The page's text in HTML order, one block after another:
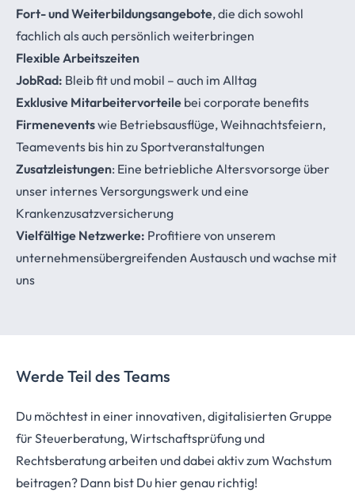
Fort- und Weiterbildungsangebote, die dich sowohl
fachlich als auch persönlich weiterbringen
Flexible Arbeitszeiten
JobRad: Bleib fit und mobil – auch im Alltag
Exklusive Mitarbeitervorteile bei corporate benefits
Firmeneventswie Betriebsausflüge, Weihnachtsfeiern,
Teamevents bis hin zu Sportveranstaltungen
Zusatzleistungen: Eine betriebliche Altersvorsorge über
unser internes Versorgungswerk und eine
Krankenzusatzversicherung
Vielfältige Netzwerke: Profitiere von unserem
unternehmensübergreifenden Austausch und wachse mit
uns
Werde Teil des Teams
Du möchtest in einer innovativen, digitalisierten Gruppe
für Steuerberatung, Wirtschaftsprüfung und
Rechtsberatung arbeiten und dabei aktiv zum Wachstum
beitragen? Dann bist Du hier genau richtig!